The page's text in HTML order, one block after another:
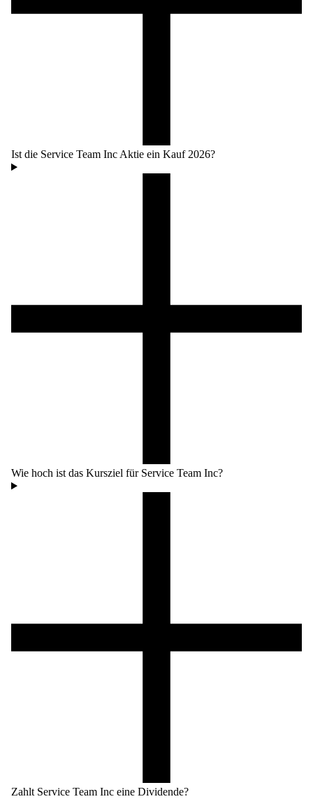
Ist die Service Team Inc Aktie ein Kauf 2026?
Wie hoch ist das Kursziel für Service Team Inc?
Zahlt Service Team Inc eine Dividende?